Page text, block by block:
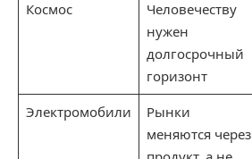
Космос
Человечеству
нужен
долгосрочный
горизонт
Электромобили
Рынки
меняются через